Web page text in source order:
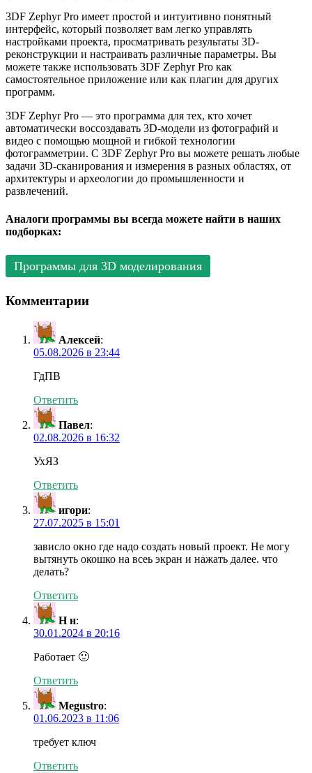
3DF Zephyr Pro имеет простой и интуитивно понятный
интерфейс, который позволяет вам легко управлять
настройками проекта, просматривать результаты 3D-
реконструкции и настраивать различные параметры. Вы
можете также использовать 3DF Zephyr Pro как
самостоятельное приложение или как плагин для других
программ.
3DF Zephyr Pro — это программа для тех, кто хочет
автоматически воссоздавать 3D-модели из фотографий и
видео с помощью мощной и гибкой технологии
фотограмметрии. С 3DF Zephyr Pro вы можете решать любые
задачи 3D-сканирования и измерения в разных областях, от
архитектуры и археологии до промышленности и
развлечений.
Аналоги программы вы всегда можете найти в наших
подборках:
Программы для 3D моделирования
Комментарии
Алексей:
05.08.2026 в 23:44
ГдПВ
Ответить
Павел:
02.08.2026 в 16:32
УхЯЗ
Ответить
игори:
27.07.2025 в 15:01
зависло окно где надо создать новый проект. Не могу
вытянуть окошко на всеь экран и нажать далее. что
делать?
Ответить
Н н:
30.01.2024 в 20:16
Работает 🙂
Ответить
Megustro:
01.06.2023 в 11:06
требует ключ
Ответить